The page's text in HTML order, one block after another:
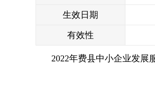
生效日期
有效性
2022年费县中小企业发展